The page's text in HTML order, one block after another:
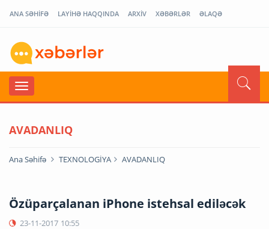
ANA SƏHİFƏ LAYİHƏ HAQQINDA ARXİV XƏBƏRLƏR ƏLAQƏ
AVADANLIQ
Ana Səhifə TEXNOLOGİYA AVADANLIQ
Özüparçalanan iPhone istehsal ediləcək
23-11-2017 10:55